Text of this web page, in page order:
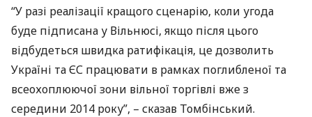
“У разі реалізації кращого сценарію, коли угода
буде підписана у Вільнюсі, якщо після цього
відбудеться швидка ратифікація, це дозволить
Україні та ЄС працювати в рамках поглибленої та
всеохоплюючої зони вільної торгівлі вже з
середини 2014 року”, – сказав Томбінський.